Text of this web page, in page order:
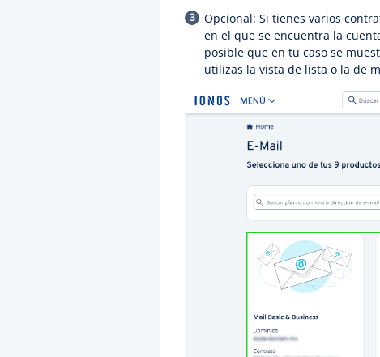
Opcional: Si tienes varios
en el que se encuentra la
posible que en tu caso se
utilizas la vista de lista o la de